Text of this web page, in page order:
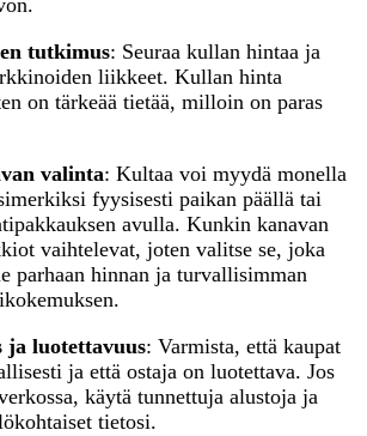
tutkimus: Seuraa kullan hintaa ja
liikkeet. Kullan hinta
on tärkeää tietää, milloin on paras
valinta: Kultaa voi myydä monella
fyysisesti paikan päällä tai
avulla. Kunkin kanavan
vaihtelevat, joten valitse se, joka
parhaan hinnan ja turvallisimman
ja luotettavuus: Varmista, että kaupat
ja että ostaja on luotettava. Jos
käytä tunnettuja alustoja ja
tietosi.